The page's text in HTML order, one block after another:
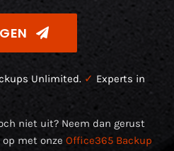
Unlimited. ✓ Experts in
niet uit? Neem dan gerust
op met onze Office365 Backup